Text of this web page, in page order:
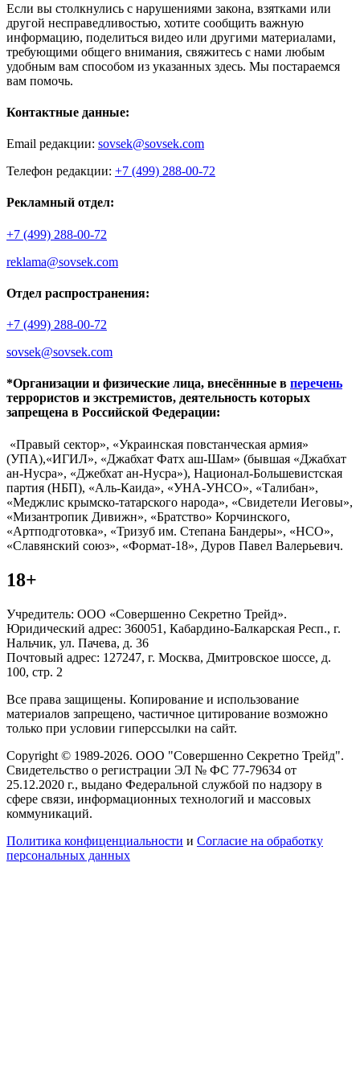
Если вы столкнулись с нарушениями закона, взятками или
другой несправедливостью, хотите сообщить важную
информацию, поделиться видео или другими материалами,
требующими общего внимания, свяжитесь с нами любым
удобным вам способом из указанных здесь. Мы постараемся
вам помочь.
Контактные данные:
Email редакции: sovsek@sovsek.com
Телефон редакции: +7 (499) 288-00-72
Рекламный отдел:
+7 (499) 288-00-72
reklama@sovsek.com
Отдел распространения:
+7 (499) 288-00-72
sovsek@sovsek.com
*Организации и физические лица, внесённные в перечень
террористов и экстремистов, деятельность которых
запрещена в Российской Федерации:
«Правый сектор», «Украинская повстанческая армия»
(УПА),«ИГИЛ», «Джабхат Фатх аш-Шам» (бывшая «Джабхат
ан-Нусра», «Джебхат ан-Нусра»), Национал-Большевистская
партия (НБП), «Аль-Каида», «УНА-УНСО», «Талибан»,
«Меджлис крымско-татарского народа», «Свидетели Иеговы»,
«Мизантропик Дивижн», «Братство» Корчинского,
«Артподготовка», «Тризуб им. Степана Бандеры», «НСО»,
«Славянский союз», «Формат-18», Дуров Павел Валерьевич.
18+
Учредитель: ООО «Совершенно Секретно Трейд».
Юридический адрес: 360051, Кабардино-Балкарская Респ., г.
Нальчик, ул. Пачева, д. 36
Почтовый адрес: 127247, г. Москва, Дмитровское шоссе, д.
100, стр. 2
Все права защищены. Копирование и использование
материалов запрещено, частичное цитирование возможно
только при условии гиперссылки на сайт.
Copyright © 1989-2026. ООО "Совершенно Секретно Трейд".
Свидетельство о регистрации ЭЛ № ФС 77-79634 от
25.12.2020 г., выдано Федеральной службой по надзору в
сфере связи, информационных технологий и массовых
коммуникаций.
Политика конфиценциальности и Согласие на обработку
персональных данных